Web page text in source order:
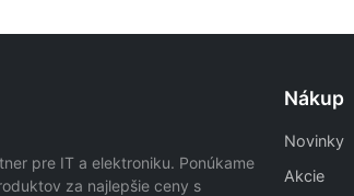
pre IT a elektroniku. Ponúkame
za najlepšie ceny s
Nákup
Novinky
Akcie